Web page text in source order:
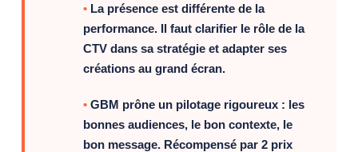
La présence est différente de la
performance. Il faut clarifier le rôle de la
CTV dans sa stratégie et adapter ses
créations au grand écran.
GBM prône un pilotage rigoureux : les
bonnes audiences, le bon contexte, le
bon message. Récompensé par 2 prix